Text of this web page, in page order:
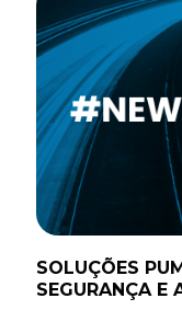
SOLUÇÕES
SEGURANÇA E